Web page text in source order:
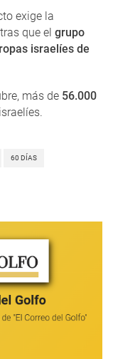
exige la
que el grupo
israelíes de
más de 56.000
60 DÍAS